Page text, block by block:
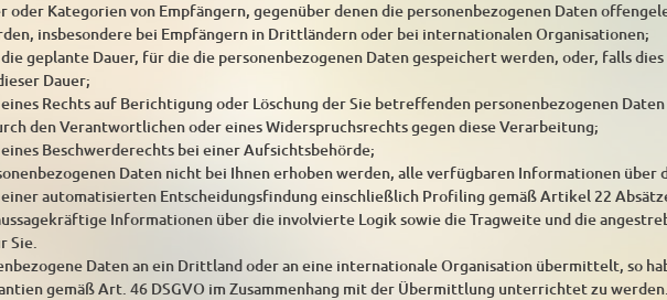
oder Kategorien von Empfängern, gegenüber denen die personenbezogenen Daten
insbesondere bei Empfängern in Drittländern oder bei internationalen Organisationen;
geplante Dauer, für die die personenbezogenen Daten gespeichert werden, oder, falls
Dauer;
eines Rechts auf Berichtigung oder Löschung der Sie betreffenden personenbezogenen
den Verantwortlichen oder eines Widerspruchsrechts gegen diese Verarbeitung;
Beschwerderechts bei einer Aufsichtsbehörde;
Daten nicht bei Ihnen erhoben werden, alle verfügbaren Informationen über
einer automatisierten Entscheidungsfindung einschließlich Profiling gemäß Artikel 22
Informationen über die involvierte Logik sowie die Tragweite und die
Sie.
Daten an ein Drittland oder an eine internationale Organisation übermittelt, so
gemäß Art. 46 DSGVO im Zusammenhang mit der Übermittlung unterrichtet zu werden.